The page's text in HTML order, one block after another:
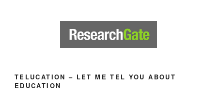
TELUCATION – LET ME TEL YOU ABOUT
EDUCATION